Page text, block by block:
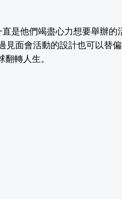
是他們竭盡心力想要舉辦的
見面會活動的設計也可以替
轉人生。